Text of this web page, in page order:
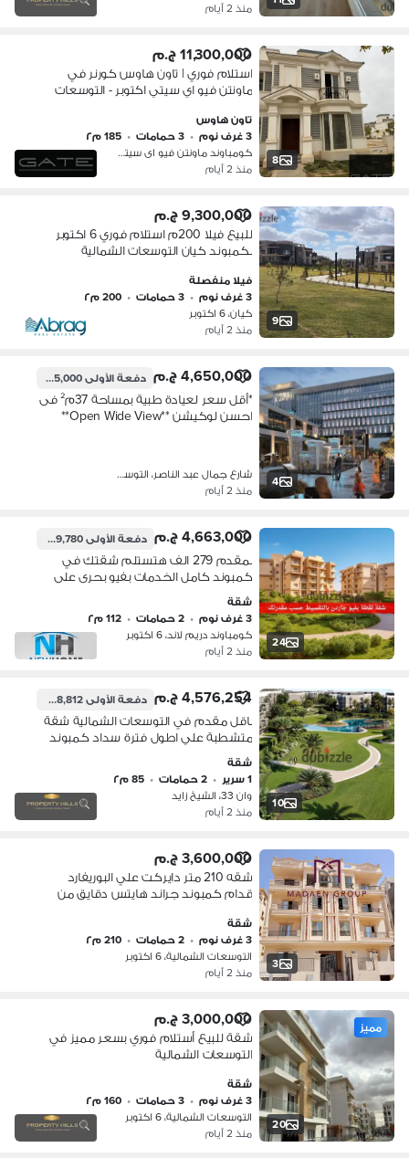
منذ 2 أيام
8
11,300,000 ج.م
استلام فوري | تاون هاوس كورنر في
ماونتن فيو اي سيتي اكتوبر - التوسعات
تاون هاوس
3 غرف نوم
• 3 حمامات • 185 م٢
كومباوند ماونتن فيو اى سيتي، 6 اكتو…
منذ 2 أيام
9
9,300,000 ج.م
للبيع فيلا 200م استلام فوري 6 اكتوبر
بكمبوند كيان التوسعات الشمالية
فيلا منفصلة
3 غرف نوم
• 3 حمامات • 200 م٢
كيان، 6 اكتوبر
منذ 2 أيام
4
4,650,000 ج.م دفعة الأولى465,000 ج.م
*أقل سعر لعيادة طبية بمساحة 37م² فى
احسن لوكيشن **Open Wide View**
شارع جمال عبد الناصر، التوسعات الشم…
منذ 2 أيام
24
4,663,000 ج.م دفعة الأولى279,780 ج.م
بمقدم 279 الف هتستلم شقتك في
كمبوند كامل الخدمات بفيو بحرى على
جاردن ولاندسكيب| شقة للبيع - دريم لاند
- التوسعات الشمالية - اشجار سيتي
شقة
3 غرف نوم
• 2 حمامات • 112 م٢
كومباوند دريم لاند، 6 اكتوبر
منذ 2 أيام
10
4,576,254 ج.م دفعة الأولى228,812 ج.م
باقل مقدم في التوسعات الشمالية شقة
متشطبة علي اطول فترة سداد كمبوند
وان33
شقة
1 سرير
• 2 حمامات • 85 م٢
وان 33، الشيخ زايد
منذ 2 أيام
3
3,600,000 ج.م
شقه 210 متر دايركت علي البوريفارد
قدام كمبوند جراند هايتس دقايق من
حمام وريسبشين
شقة
3 غرف نوم
• 2 حمامات • 210 م٢
التوسعات الشمالية، 6 اكتوبر
منذ 2 أيام
20
مميز 3,000,000 ج.م
شقة للبيع أستلام فوري بسعر مميز في
التوسعات الشمالية
شقة
3 غرف نوم
• 3 حمامات • 160 م٢
التوسعات الشمالية، 6 اكتوبر
منذ 2 أيام